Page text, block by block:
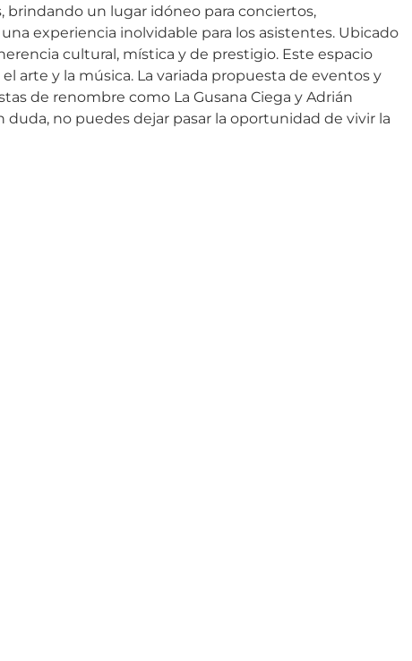
brindando un lugar idóneo para conciertos,
experiencia inolvidable para los asistentes. Ubicado
cultural, mística y de prestigio. Este espacio
arte y la música. La variada propuesta de eventos y
de renombre como La Gusana Ciega y Adrián
duda, no puedes dejar pasar la oportunidad de vivir la